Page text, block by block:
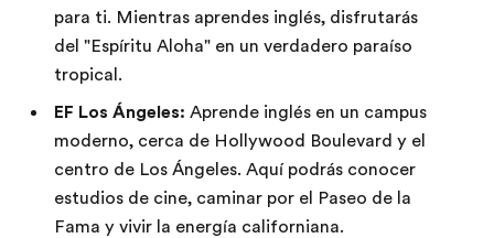
para ti. Mientras aprendes inglés, disfrutarás
del "Espíritu Aloha" en un verdadero paraíso
tropical.
EF Los Ángeles: Aprende inglés en un campus
moderno, cerca de Hollywood Boulevard y el
centro de Los Ángeles. Aquí podrás conocer
estudios de cine, caminar por el Paseo de la
Fama y vivir la energía californiana.